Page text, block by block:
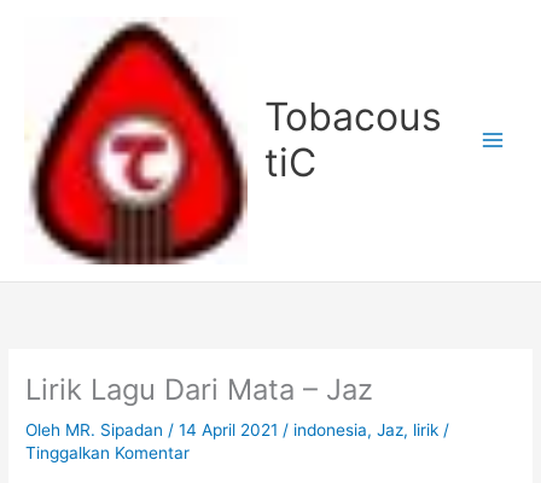
Tobacous
tiC
Lirik Lagu Dari Mata – Jaz
Oleh MR. Sipadan /14 April 2021 / indonesia,Jaz, lirik /
Tinggalkan Komentar